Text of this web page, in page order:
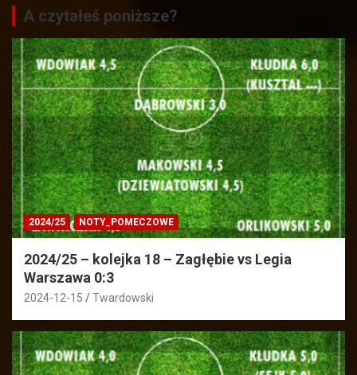
A czytałeś poniższe?
2024/25 NOTY_POMECZOWE
2024/25 – kolejka 18 – Zagłębie vs Legia
Warszawa 0:3
2024-12-15 Twardowski